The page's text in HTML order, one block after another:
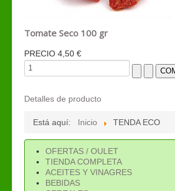
Tomate Seco 100 gr
PRECIO 4,50 €
Detalles de producto
Está aquí: Inicio TENDA ECO
OFERTAS / OULET
TIENDA COMPLETA
ACEITES Y VINAGRES
BEBIDAS